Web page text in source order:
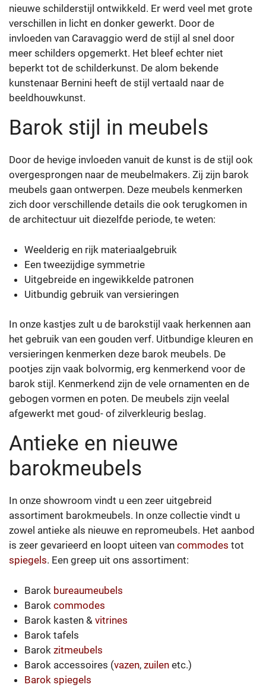
nieuwe schilderstijl ontwikkeld. Er werd veel met grote
verschillen in licht en donker gewerkt. Door de
invloeden van Caravaggio werd de stijl al snel door
meer schilders opgemerkt. Het bleef echter niet
beperkt tot de schilderkunst. De alom bekende
kunstenaar Bernini heeft de stijl vertaald naar de
beeldhouwkunst.
Barok stijl in meubels
Door de hevige invloeden vanuit de kunst is de stijl ook
overgesprongen naar de meubelmakers. Zij zijn barok
meubels gaan ontwerpen. Deze meubels kenmerken
zich door verschillende details die ook terugkomen in
de architectuur uit diezelfde periode, te weten:
Weelderig en rijk materiaalgebruik
Een tweezijdige symmetrie
Uitgebreide en ingewikkelde patronen
Uitbundig gebruik van versieringen
In onze kastjes zult u de barokstijl vaak herkennen aan
het gebruik van een gouden verf. Uitbundige kleuren en
versieringen kenmerken deze barok meubels. De
pootjes zijn vaak bolvormig, erg kenmerkend voor de
barok stijl. Kenmerkend zijn de vele ornamenten en de
gebogen vormen en poten. De meubels zijn veelal
afgewerkt met goud- of zilverkleurig beslag.
Antieke en nieuwe
barokmeubels
In onze showroom vindt u een zeer uitgebreid
assortiment barokmeubels. In onze collectie vindt u
zowel antieke als nieuwe en repromeubels. Het aanbod
is zeer gevarieerd en loopt uiteen van commodes tot
spiegels. Een greep uit ons assortiment:
Barok bureaumeubels
Barok commodes
Barok kasten & vitrines
Barok tafels
Barok zitmeubels
Barok accessoires (vazen, zuilenetc.)
Barok spiegels